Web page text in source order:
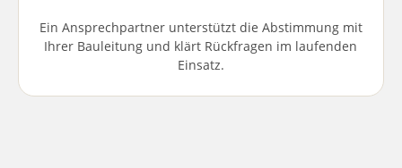
Ein Ansprechpartner unterstützt die Abstimmung mit
Ihrer Bauleitung und klärt Rückfragen im laufenden
Einsatz.